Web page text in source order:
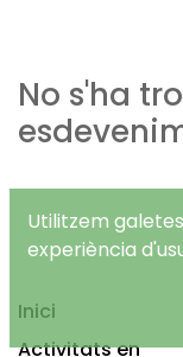
No s'ha
Inici
Activitats en
Utilitzem
experiència